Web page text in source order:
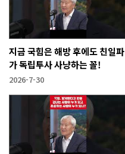
지금 국힘은 해방 후에도 친일파
가 독립투사 사냥하는 꼴!
2026-7-30